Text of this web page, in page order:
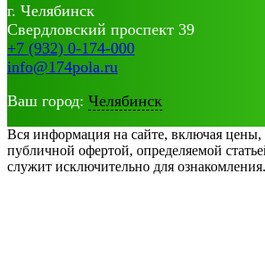
г. Челябинск
Свердловский проспект 39
+7 (932) 0-174-000
info@174pola.ru
Ваш город: Челябинск
Вся информация на сайте, включая цены,
публичной офертой, определяемой
служит исключительно для ознакомления.